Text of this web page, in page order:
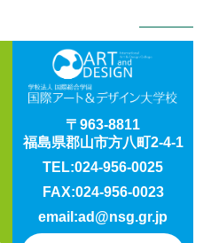
〒963-8811
福島県郡山市方八町2-4-1
TEL:024-956-0025
FAX:024-956-0023
email:ad@nsg.gr.jp